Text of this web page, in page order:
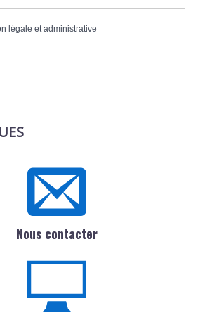
légale et administrative
Nous contacter